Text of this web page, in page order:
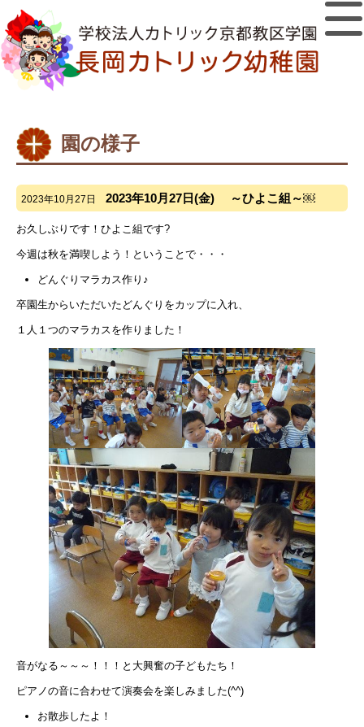
園の様子
2023年10月27日 2023年10月27日(金) ～ひよこ組～￼
お久しぶりです！ひよこ組です?
今週は秋を満喫しよう！ということで・・・
どんぐりマラカス作り♪
卒園生からいただいたどんぐりをカップに入れ、
１人１つのマラカスを作りました！
音がなる～～～！！！と大興奮の子どもたち！
ピアノの音に合わせて演奏会を楽しみました(^^)
お散歩したよ！